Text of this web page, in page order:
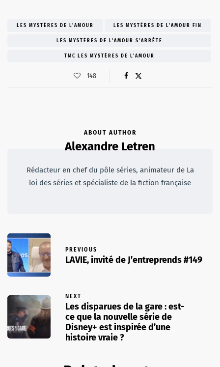
LES MYSTÈRES DE L'AMOUR LES MYSTÈRES DE L'AMOUR FIN
LES MYSTÈRES DE L'AMOUR S'ARRÊTE
TMC LES MYSTÈRES DE L'AMOUR
148
ABOUT AUTHOR
Alexandre Letren
Rédacteur en chef du pôle séries, animateur de La
loi des séries et spécialiste de la fiction française
PREVIOUS
LAVIE, invité de J’entreprends #149
NEXT
Les disparues de la gare : est-
ce que la nouvelle série de
Disney+ est inspirée d’une
histoire vraie ?